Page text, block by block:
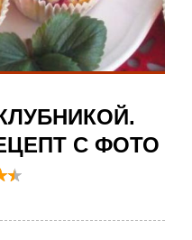
С ФОТО